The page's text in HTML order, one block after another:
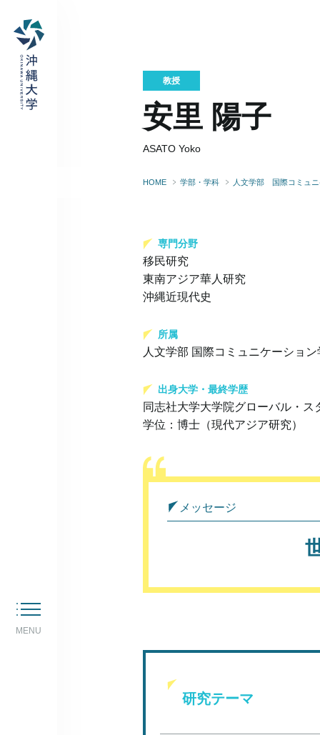
MENU
教授
安里 陽子
ASATO Yoko
HOME 学部・学科 人文学部 国際コミュ
専門分野
移民研究
東南アジア華人研究
沖縄近現代史
所属
人文学部 国際コミュニケーション
出身大学・最終学歴
同志社大学大学院グローバル・ス
学位：博士（現代アジア研究）
メッセージ
研究テーマ